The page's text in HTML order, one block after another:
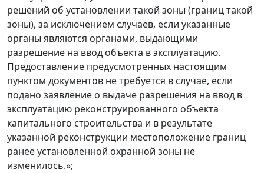
решений об установлении такой зоны (границ такой
зоны), за исключением случаев, если указанные
органы являются органами, выдающими
разрешение на ввод объекта в эксплуатацию.
Предоставление предусмотренных настоящим
пунктом документов не требуется в случае, если
подано заявление о выдаче разрешения на ввод в
эксплуатацию реконструированного объекта
капитального строительства и в результате
указанной реконструкции местоположение границ
ранее установленной охранной зоны не
изменилось.»;